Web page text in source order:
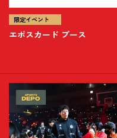
限定イベント
エポスカード ブース